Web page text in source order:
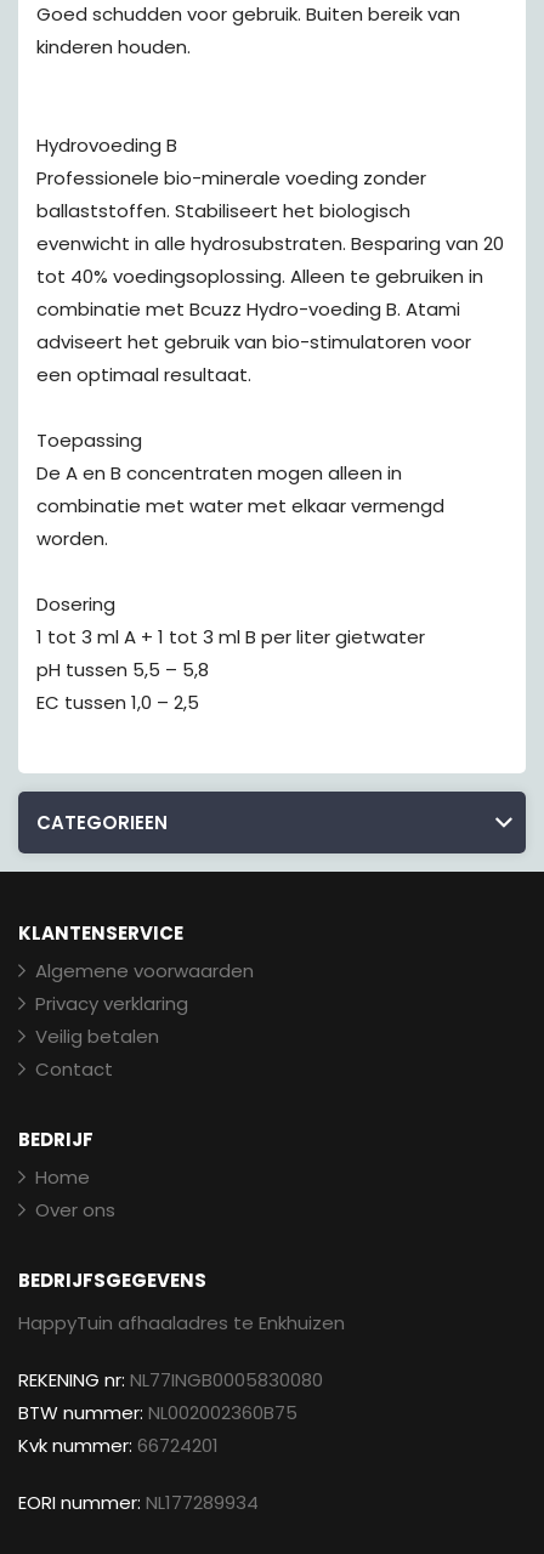
Goed schudden voor gebruik. Buiten bereik van
kinderen houden.
Hydrovoeding B
Professionele bio-minerale voeding zonder
ballaststoffen. Stabiliseert het biologisch
evenwicht in alle hydrosubstraten. Besparing van 20
tot 40% voedingsoplossing. Alleen te gebruiken in
combinatie met Bcuzz Hydro-voeding B. Atami
adviseert het gebruik van bio-stimulatoren voor
een optimaal resultaat.
Toepassing
De A en B concentraten mogen alleen in
combinatie met water met elkaar vermengd
worden.
Dosering
1 tot 3 ml A + 1 tot 3 ml B per liter gietwater
pH tussen 5,5 – 5,8
EC tussen 1,0 – 2,5
CATEGORIEEN
KLANTENSERVICE
Algemene voorwaarden
Privacy verklaring
Veilig betalen
Contact
BEDRIJF
Home
Over ons
BEDRIJFSGEGEVENS
HappyTuin afhaaladres te Enkhuizen
REKENING nr: NL77INGB0005830080
BTW nummer: NL002002360B75
Kvk nummer: 66724201
EORI nummer: NL177289934